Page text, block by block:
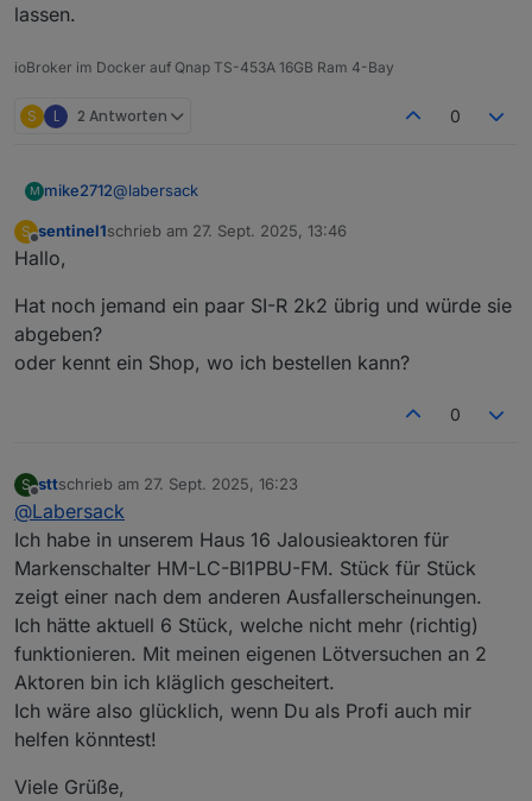
lassen.
ioBroker im Docker auf Qnap TS-453A 16GB Ram 4-Bay
S L 2 Antworten 0
M mike2712@labersack
@labersacksagte inAngebot für Reparatur des
@mike2712
Nein, die HmIP haben das nicht mehr. Bei
auf der Platine SMD-Bauteile durchgebrannt.
mit diesem Schalter nicht aus und werde bei
Das ist auch der Schalter, den ich entweder als
Bräuchte jetzt noch von dir ein Rücksende-
Label von DHL, kannst mir die PDF per eMail
schicken oder auf einem WebSpace zur
Verfügung stellen.
E-Mail Adresse, die müsstest Du mir noch bitte
S
Offline
sentinel1schrieb am 27. Sept. 2025, 13:46
zuletzt editiert von
Hallo,
Hat noch jemand ein paar SI-R 2k2 übrig und würde sie
abgeben?
oder kennt ein Shop, wo ich bestellen kann?
0
S
Offline
sttschrieb am 27. Sept. 2025, 16:23
zuletzt editiert von
@Labersack
Ich habe in unserem Haus 16 Jalousieaktoren für
Markenschalter HM-LC-Bl1PBU-FM. Stück für Stück
zeigt einer nach dem anderen Ausfallerscheinungen.
Ich hätte aktuell 6 Stück, welche nicht mehr (richtig)
funktionieren. Mit meinen eigenen Lötversuchen an 2
Aktoren bin ich kläglich gescheitert.
Ich wäre also glücklich, wenn Du als Profi auch mir
helfen könntest!
Viele Grüße,